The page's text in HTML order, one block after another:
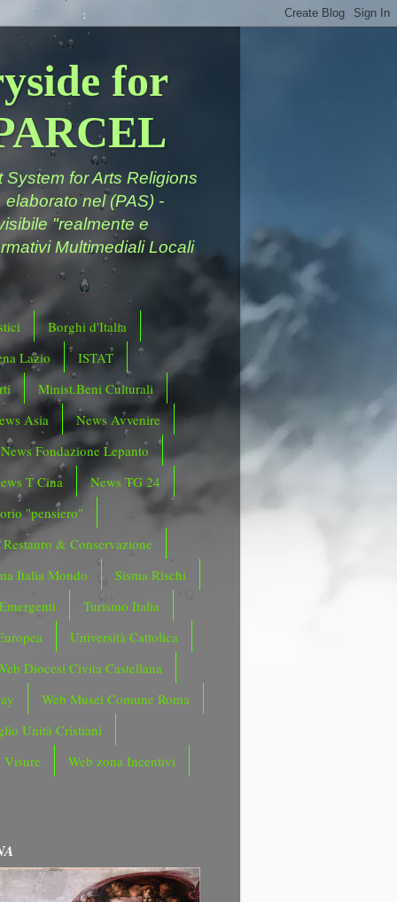
for
for Arts Religions
nel (PAS) -
"realmente e
Multimediali Locali
Borghi d'Italia
Lazio
ISTAT
Minist.Beni Culturali
Asia
News Avvenire
News Fondazione Lepanto
T Cina
News TG 24
"pensiero"
Restauro & Conservazione
Italia Mondo
Sisma Rischi
Turismo Italia
Università Cattolica
Diocesi Civita Castellana
Web Musei Comune Roma
Unità Cristiani
Visure
Web zona Incentivi